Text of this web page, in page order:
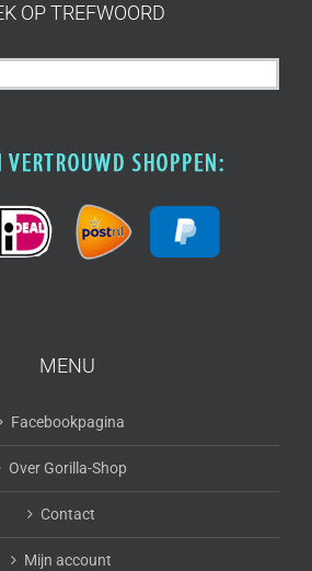
OP TREFWOORD
MENU
Facebookpagina
Over Gorilla-Shop
Contact
Mijn account